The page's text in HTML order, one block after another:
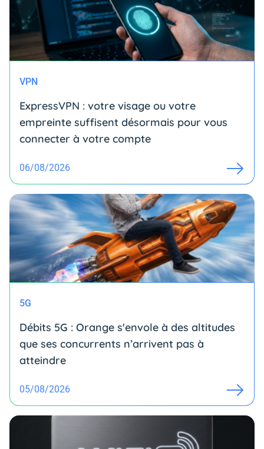
VPN
ExpressVPN : votre visage ou votre
empreinte suffisent désormais pour vous
connecter à votre compte
06/08/2026
5G
Débits 5G : Orange s'envole à des altitudes
que ses concurrents n’arrivent pas à
atteindre
05/08/2026